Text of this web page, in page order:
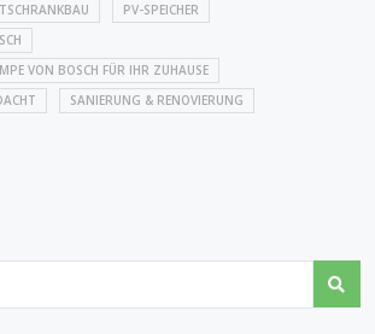
PV-SPEICHER
VON BOSCH FÜR IHR ZUHAUSE
SANIERUNG & RENOVIERUNG